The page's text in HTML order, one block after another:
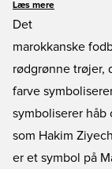
En stor præstation,
tilhænger af Marokko,
Unisport.
Læs mere
Det
marokkanske
rødgrønne trøjer,
farve
symboliserer håb
som Hakim
er et symbol på